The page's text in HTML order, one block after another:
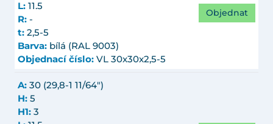
L: 11.5
R: -
t: 2,5-5
Barva: bílá (RAL 9003)
Objednací číslo: VL 30x30x2,5-5
Objednat
A: 30 (29,8-1 11/64")
H: 5
H1: 3